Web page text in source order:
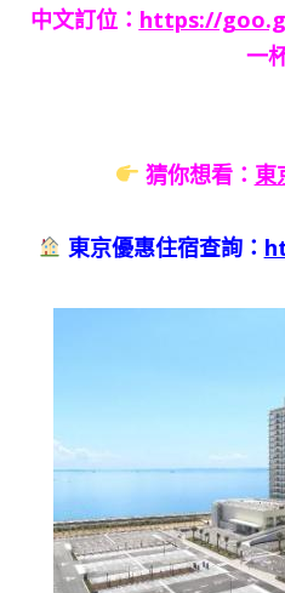
中文訂位： https://
一
猜你想看： 東
東京優惠住宿查詢：